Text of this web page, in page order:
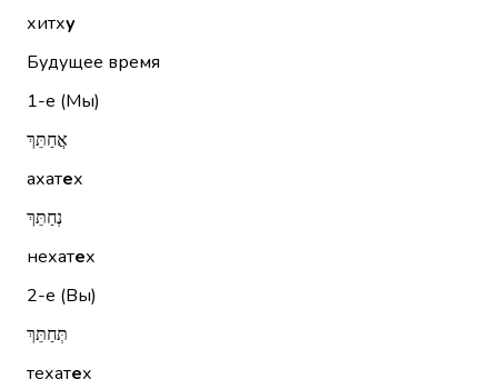
хитху
Будущее время
1-е (Мы)
אֲחַתֵּךְ
ахатех
נְחַתֵּךְ
нехатех
2-е (Вы)
תְּחַתֵּךְ
техатех